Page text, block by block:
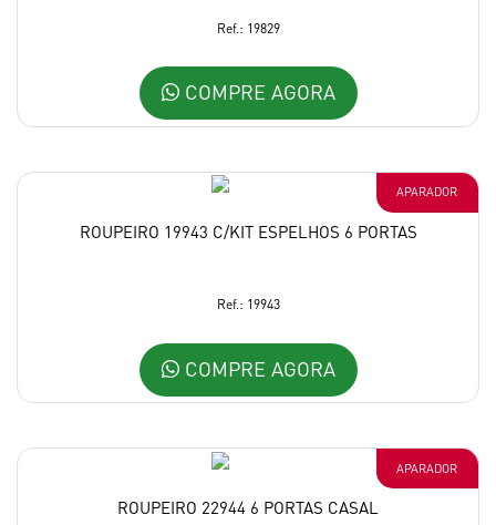
Ref.: 19829
COMPRE AGORA
APARADOR
ROUPEIRO 19943 C/KIT ESPELHOS 6 PORTAS
Ref.: 19943
COMPRE AGORA
APARADOR
ROUPEIRO 22944 6 PORTAS CASAL